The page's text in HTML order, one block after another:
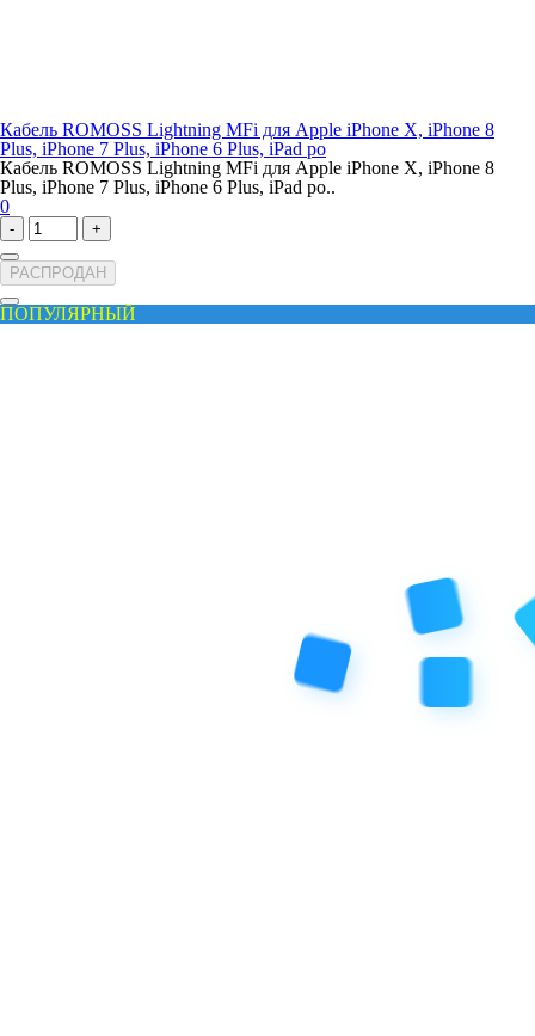
Кабель ROMOSS Lightning MFi для Apple iPhone X, iPhone 8
Plus, iPhone 7 Plus, iPhone 6 Plus, iPad ро
Кабель ROMOSS Lightning MFi для Apple iPhone X, iPhone 8
Plus, iPhone 7 Plus, iPhone 6 Plus, iPad ро..
0
- +
РАСПРОДАН
ПОПУЛЯРНЫЙ